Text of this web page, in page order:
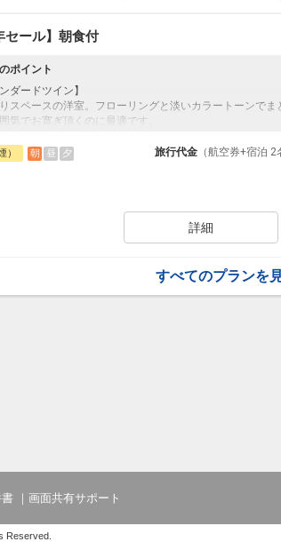
セール】朝食付
ポイント
ダードツイン】
スペースの洋室。フローリングと淡いカラートーンで
気でお寛ぎ頂くのに最適です。
特典☆
ホテル間の無料シャトルバス：アラマハイナ⇔マハイナ⇔
朝 昼 夕 旅行代金 （航空券+宿泊
詳細
すべてのプランを
画面共有サポート
Reserved.